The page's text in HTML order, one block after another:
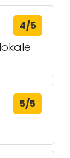
4/5
5/5